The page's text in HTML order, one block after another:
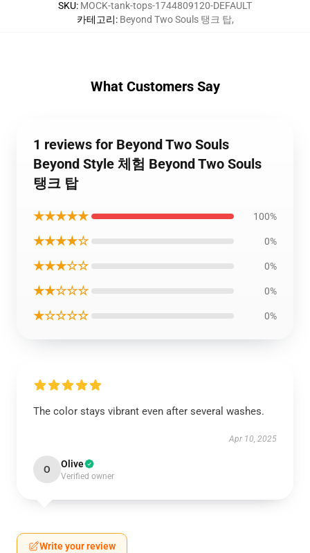
SKU: MOCK-tank-tops-1744809120-DEFAULT
카테고리: Beyond Two Souls 탱크 탑,
What Customers Say
1 reviews for Beyond Two Souls
Beyond Style 체험 Beyond Two Souls
탱크 탑
★★★★★ 100%
★★★★☆ 0%
★★★☆☆ 0%
★★☆☆☆ 0%
★☆☆☆☆ 0%
The color stays vibrant even after several washes.
Apr 10, 2025
O Olive
Verified owner
Write your review